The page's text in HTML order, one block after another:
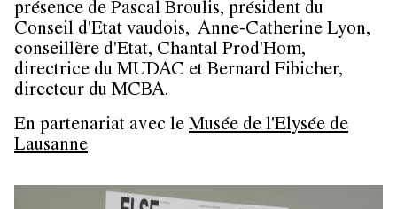
présence de Pascal Broulis, président du
Conseil d'Etat vaudois, Anne-Catherine Lyon,
conseillère d'Etat, Chantal Prod'Hom,
directrice du MUDAC et Bernard Fibicher,
directeur du MCBA.
En partenariat avec le Musée de l'Elysée de
Lausanne